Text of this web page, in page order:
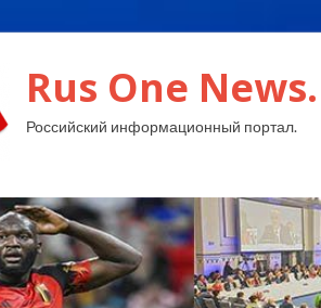
Rus One News.
Российский информационный портал.